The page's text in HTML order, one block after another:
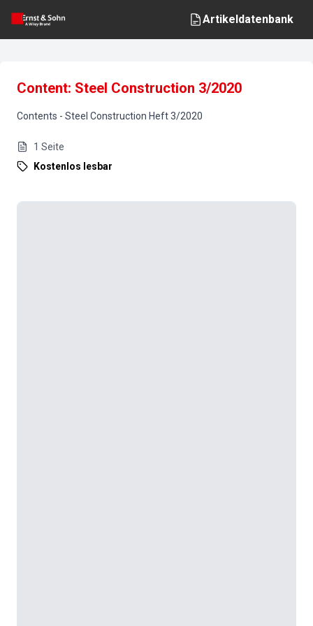
Artikeldatenbank
Content: Steel Construction 3/2020
Contents - Steel Construction Heft3/2020
1 Seite
Kostenlos lesbar